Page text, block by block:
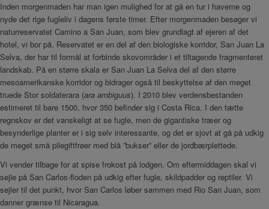
Inden morgenmaden har man igen mulighed for at gå en tur i haverne og
nyde det rige fugleliv i dagens første timer. Efter morgenmaden besøger vi
naturreservatet Camino a San Juan, som blev grundlagt af ejeren af det
hotel, vi bor på. Reservatet er en del af den biologiske korridor, San Juan La
Selva, der har til formål at forbinde skovområder i et tiltagende fragmenteret
landskab. På en større skala er San Juan La Selva del af den større
mesoamerikanske korridor og bidrager også til beskyttelse af den meget
truede Stor soldaterara (ara ambiguus). I 2010 blev verdensbestanden
estimeret til bare 1500, hvor 350 befinder sig i Costa Rica. I den tætte
regnskov er det vanskeligt at se fugle, men de gigantiske træer og
besynderlige planter er i sig selv interessante, og det er sjovt at gå på udkig
de meget små pilegiftfrøer med blå ”bukser” eller de jordbærplettede.
Vi vender tilbage for at spise frokost på lodgen. Om eftermiddagen skal vi
sejle på San Carlos-floden på udkig efter fugle, skildpadder og reptiler. Vi
sejler til det punkt, hvor San Carlos løber sammen med Rio San Juan, som
danner grænse til Nicaragua.